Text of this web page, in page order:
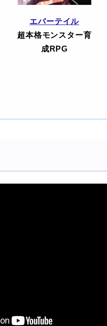
エバーテイル
超本格モンスター育
成RPG